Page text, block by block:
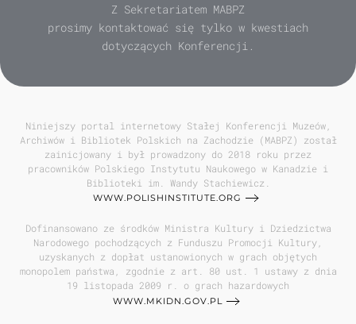
Z Sekretariatem MABPZ
prosimy kontaktować się tylko w kwestiach
dotyczących Konferencji.
Niniejszy portal internetowy Stałej Konferencji Muzeów,
Archiwów i Bibliotek Polskich na Zachodzie (MABPZ) został
zainicjowany i był prowadzony do 2018 roku przez
pracowników Polskiego Instytutu Naukowego w Kanadzie i
Biblioteki im. Wandy Stachiewicz.
WWW.POLISHINSTITUTE.ORG
Dofinansowano ze środków Ministra Kultury i Dziedzictwa
Narodowego pochodzących z Funduszu Promocji Kultury,
uzyskanych z dopłat ustanowionych w grach objętych
monopolem państwa, zgodnie z art. 80 ust. 1 ustawy z dnia
19 listopada 2009 r. o grach hazardowych
WWW.MKIDN.GOV.PL